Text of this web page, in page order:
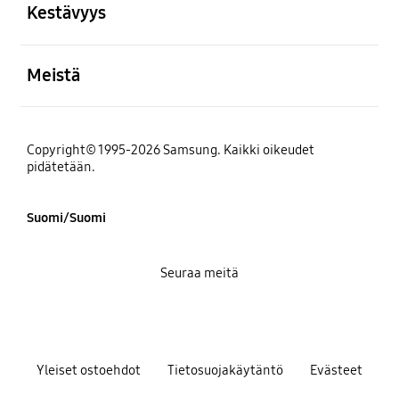
Kestävyys
Meistä
Copyright© 1995-2026 Samsung. Kaikki oikeudet
pidätetään.
Suomi/Suomi
Yleiset ostoehdot Tietosuojakäytäntö Evästeet
Seuraa meitä